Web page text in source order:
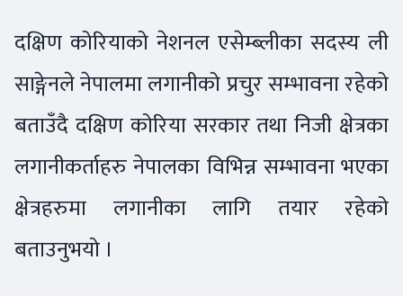
दक्षिण कोरियाको नेशनल एसेम्ब्लीका सदस्य ली
साङ्गेनले नेपालमा लगानीको प्रचुर सम्भावना रहेको
बताउँदै दक्षिण कोरिया सरकार तथा निजी क्षेत्रका
लगानीकर्ताहरु नेपालका विभिन्न सम्भावना भएका
क्षेत्रहरुमा लगानीका लागि तयार रहेको
बताउनुभयो ।